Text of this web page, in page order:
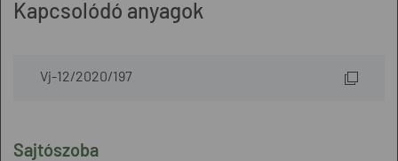
Sajtószoba
Kapcsolódó anyagok
Vj-12/2020/197